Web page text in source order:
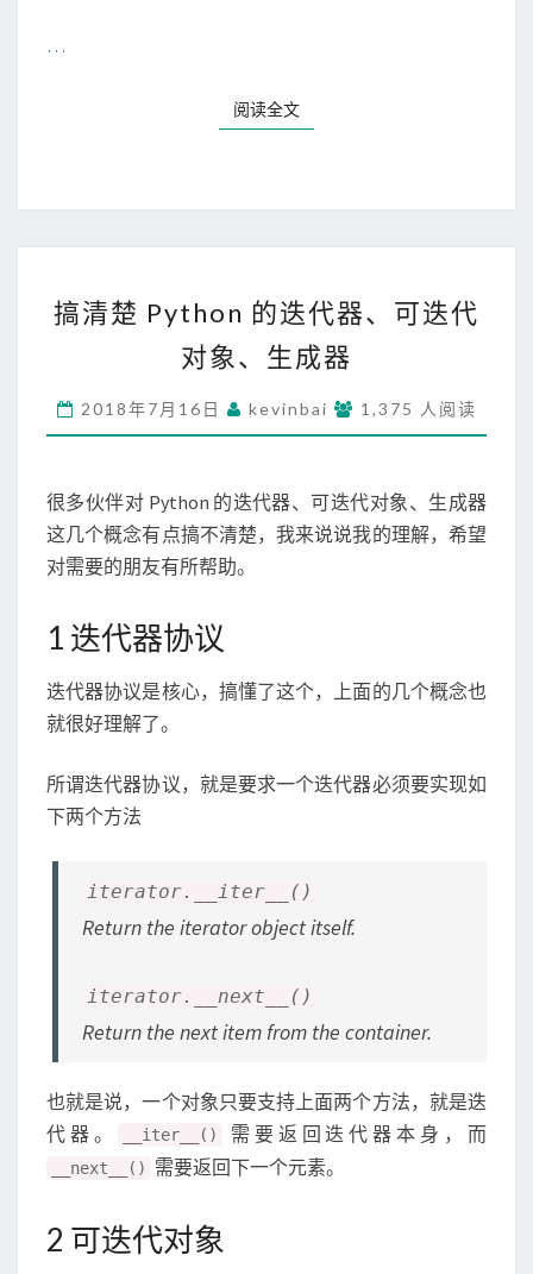
…
阅读全文
清
楚
P
T
H
N
的
迭
代
、
搞清楚 Python 的迭代器、可迭代
对象、生成器
2018年7月16日 kevinbai 1,375 人阅读
很多伙伴对 Python 的迭代器、可迭代对象、生成器
这几个概念有点搞不清楚，我来说说我的理解，希望
对需要的朋友有所帮助。
1 迭代器协议
迭代器协议是核心，搞懂了这个，上面的几个概念也
就很好理解了。
所谓迭代器协议，就是要求一个迭代器必须要实现如
下两个方法
iterator.__iter__()
Return the iterator object itself.
iterator.__next__()
Return the next item from the container.
也就是说，一个对象只要支持上面两个方法，就是迭
代器。
__iter__() 需要返回迭代器本身，而
__next__() 需要返回下一个元素。
2 可迭代对象